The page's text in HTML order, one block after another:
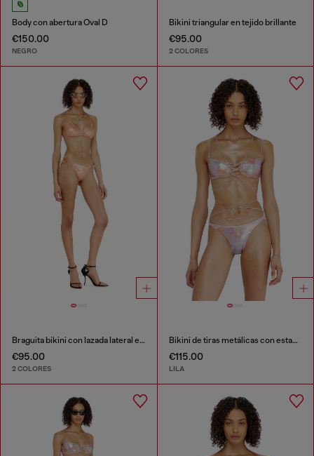
Body con abertura Oval D
€150.00
NEGRO
Bikini triangular en tejido brillante
€95.00
2 COLORES
Braguita bikini con lazada lateral en tejido brillante
€95.00
2 COLORES
Bikini de tiras metálicas con estampado floral
€115.00
LILA